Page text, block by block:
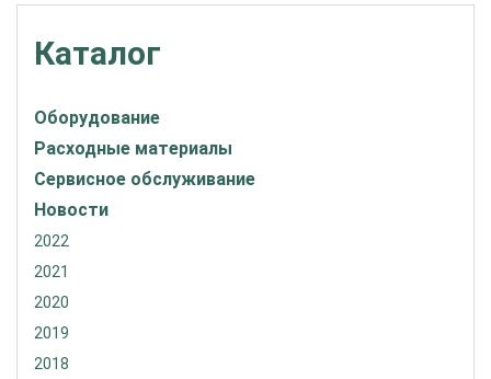
Каталог
Оборудование
Расходные материалы
Сервисное обслуживание
Новости
2022
2021
2020
2019
2018